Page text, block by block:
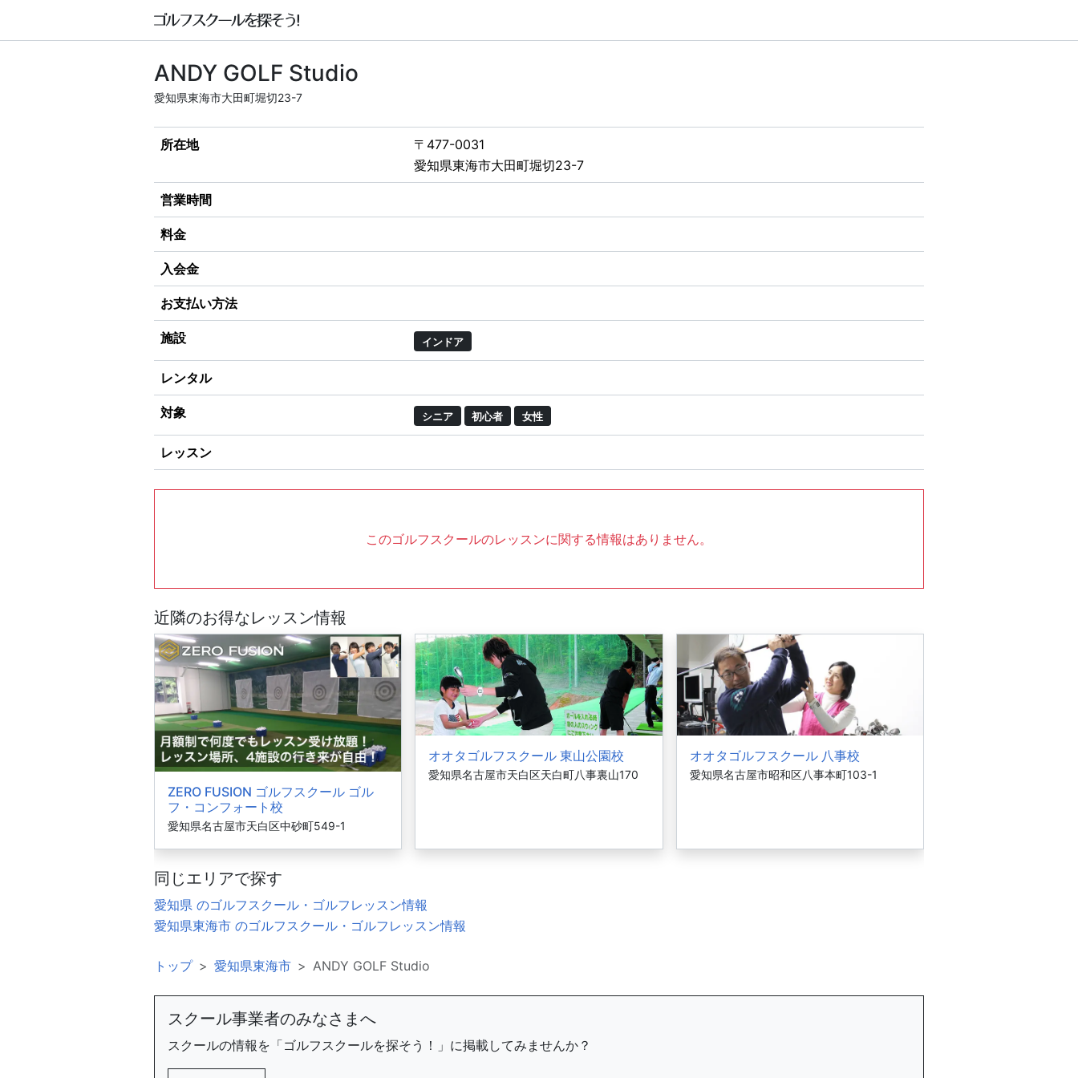
ANDY GOLF Studio
愛知県東海市大田町堀切23-7
所在地
〒477-0031
愛知県東海市大田町堀切23-7
営業時間
料金
入会金
お支払い方法
施設 インドア
レンタル
対象 シニア 初心者 女性
レッスン
このゴルフスクールのレッスンに関する情報はありません。
近隣のお得なレッスン情報
ZERO FUSION ゴルフスクール ゴル
フ・コンフォート校
愛知県名古屋市天白区中砂町549-1
オオタゴルフスクール 東山公園校
愛知県名古屋市天白区天白町八事裏山170
オオタゴルフスクール 八事校
愛知県名古屋市昭和区八事本町103-1
同じエリアで探す
愛知県 のゴルフスクール・ゴルフレッスン情報
愛知県東海市 のゴルフスクール・ゴルフレッスン情報
トップ 愛知県東海市 ANDY GOLF Studio
スクール事業者のみなさまへ
スクールの情報を「ゴルフスクールを探そう！」に掲載してみませんか？